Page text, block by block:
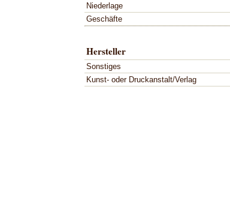
Niederlage
Geschäfte
Hersteller
Sonstiges
Kunst- oder Druckanstalt/Verlag